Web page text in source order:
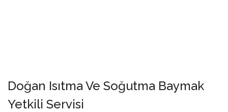
Doğan Isıtma Ve Soğutma Baymak
Yetkili Servisi